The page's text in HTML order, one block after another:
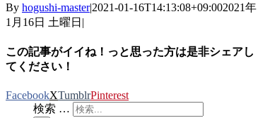
By hogushi-master|2021-01-16T14:13:08+09:002021年
1月16日 土曜日 |
この記事がイイね！っと思った方は是非シェアし
てください！
FacebookXTumblrPinterest
検索 …